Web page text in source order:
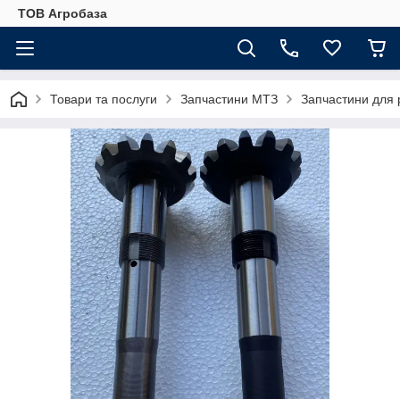
ТОВ Агробаза
Товари та послуги Запчастини МТЗ Запчастини для